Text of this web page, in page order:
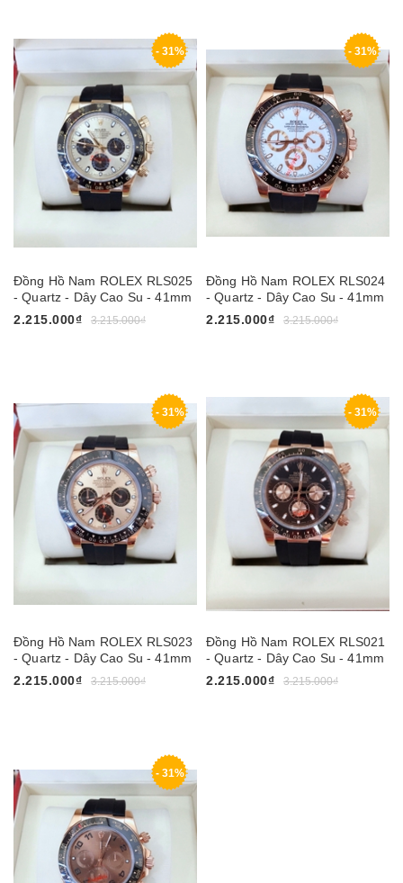
- 31%
Đồng Hồ Nam ROLEX RLS025
- Quartz - Dây Cao Su - 41mm
2.215.000₫
3.215.000₫
- 31%
Đồng Hồ Nam ROLEX RLS024
- Quartz - Dây Cao Su - 41mm
2.215.000₫
3.215.000₫
- 31%
Đồng Hồ Nam ROLEX RLS023
- Quartz - Dây Cao Su - 41mm
2.215.000₫
3.215.000₫
- 31%
Đồng Hồ Nam ROLEX RLS021
- Quartz - Dây Cao Su - 41mm
2.215.000₫
3.215.000₫
- 31%